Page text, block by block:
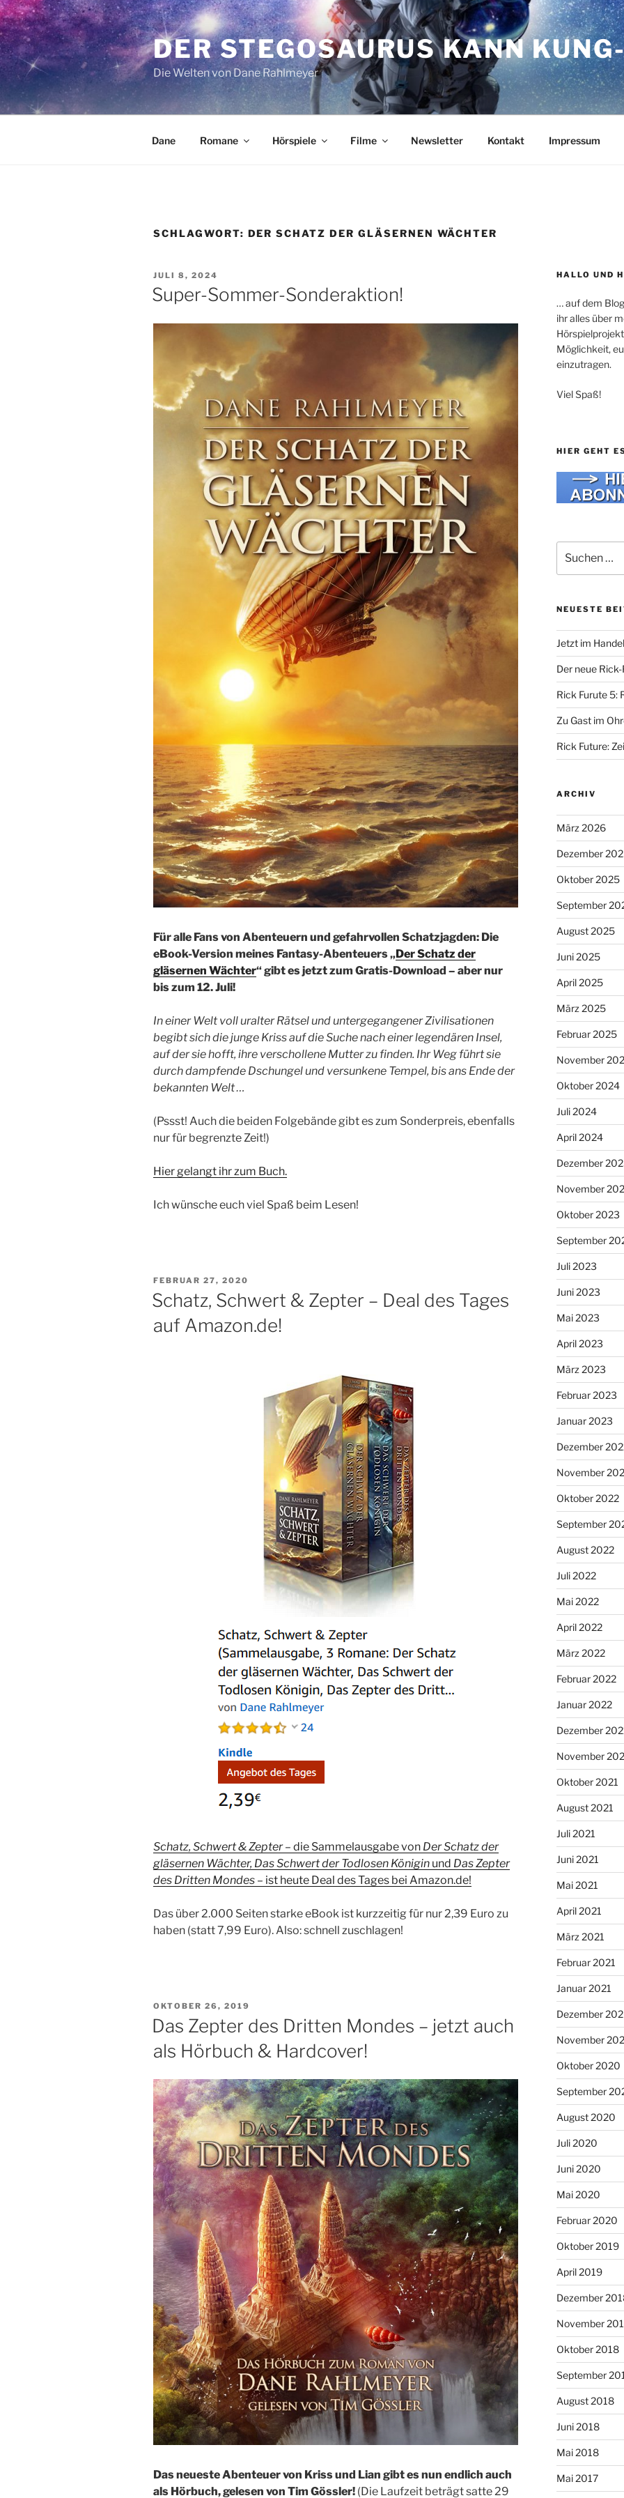
Zum
Inhalt
springen
DER STEGOSAURUS KANN
Die Welten von Dane Rahlmeyer
Dane Romane Hörspiele Filme Newsletter Kontakt Impressum
SCHLAGWORT: DER SCHATZ DER GLÄSERNEN WÄCHTER
VERÖFFENTLICHT
AM
JULI 8, 2024
Super-Sommer-Sonderaktion!
Für alle Fans von Abenteuern und gefahrvollen Schatzjagden: Die
eBook-Version meines Fantasy-Abenteuers „Der Schatz der
gläsernen Wächter“ gibt es jetzt zum Gratis-Download – aber nur
bis zum 12. Juli!
In einer Welt voll uralter Rätsel und untergegangener Zivilisationen
begibt sich die junge Kriss auf die Suche nach einer legendären Insel,
auf der sie hofft, ihre verschollene Mutter zu finden. Ihr Weg führt sie
durch dampfende Dschungel und versunkene Tempel, bis ans Ende der
bekannten Welt …
(Pssst! Auch die beiden Folgebände gibt es zum Sonderpreis, ebenfalls
nur für begrenzte Zeit!)
Hier gelangt ihr zum Buch.
Ich wünsche euch viel Spaß beim Lesen!
VERÖFFENTLICHT
FEBRUAR 27, 2020
Schatz, Schwert & Zepter – Deal des Tages
auf Amazon.de!
Schatz, Schwert & Zepter – die Sammelausgabe von Der Schatz der
gläsernen Wächter, Das Schwert der Todlosen Königin und Das Zepter
des Dritten Mondes – ist heute Deal des Tages bei Amazon.de!
Das über 2.000 Seiten starke eBook ist kurzzeitig für nur 2,39 Euro zu
haben (statt 7,99 Euro). Also: schnell zuschlagen!
VERÖFFENTLICHT
AM
OKTOBER 26, 2019
Das Zepter des Dritten Mondes – jetzt auch
als Hörbuch & Hardcover!
Das neueste Abenteuer von Kriss und Lian gibt es nun endlich auch
als Hörbuch, gelesen von Tim Gössler! (Die Laufzeit beträgt satte 29
HALLO UND
… auf dem
ihr alles über
Möglichkeit,
einzutragen.
Viel Spaß!
HIER GEHT
nach:
NEUESTE
Jetzt im
Der neue
Rick Furute 5:
Zu Gast im
Rick Future:
ARCHIV
März 2026
Dezember
Oktober 2025
September
August 2025
Juni 2025
April 2025
März 2025
Februar 2025
November
Oktober 2024
Juli 2024
April 2024
Dezember
November
Oktober 2023
September
Juli 2023
Juni 2023
Mai 2023
April 2023
März 2023
Februar 2023
Januar 2023
Dezember
November
Oktober 2022
September
August 2022
Juli 2022
Mai 2022
April 2022
März 2022
Februar 2022
Januar 2022
Dezember
November
Oktober 2021
August 2021
Juli 2021
Juni 2021
Mai 2021
April 2021
März 2021
Februar 2021
Januar 2021
Dezember
November
Oktober 2020
September
August 2020
Juli 2020
Juni 2020
Mai 2020
Februar 2020
Oktober 2019
April 2019
Dezember
November
Oktober 2018
September
August 2018
Juni 2018
Mai 2018
Mai 2017